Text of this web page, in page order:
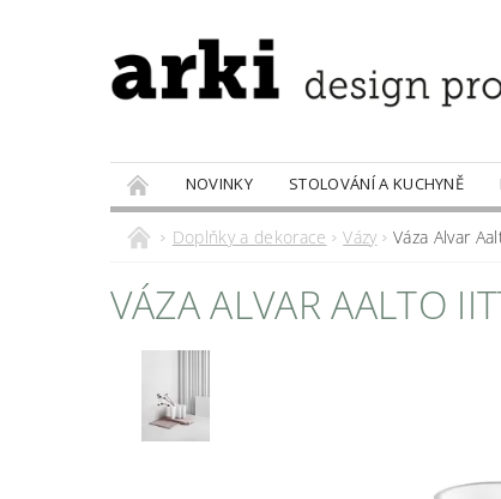
NOVINKY STOLOVÁNÍ A KUCHYNĚ
PRODÁVANÉ ZNAČKY
DOBROTY
Doplňky a dekorace Vázy Váza Alvar
VÁZA ALVAR AALTO